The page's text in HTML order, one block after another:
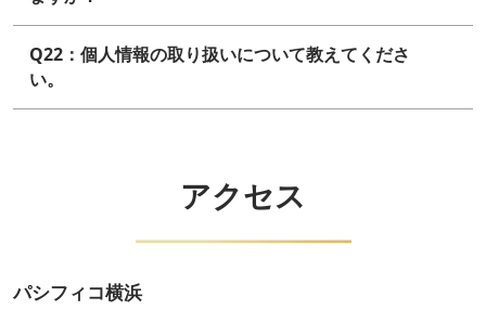
Q22：個人情報の取り扱いについて教えてくださ
い。
アクセス
パシフィコ横浜